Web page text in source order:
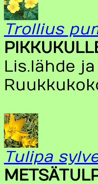
Trollius
Lis.lähde
Tulipa